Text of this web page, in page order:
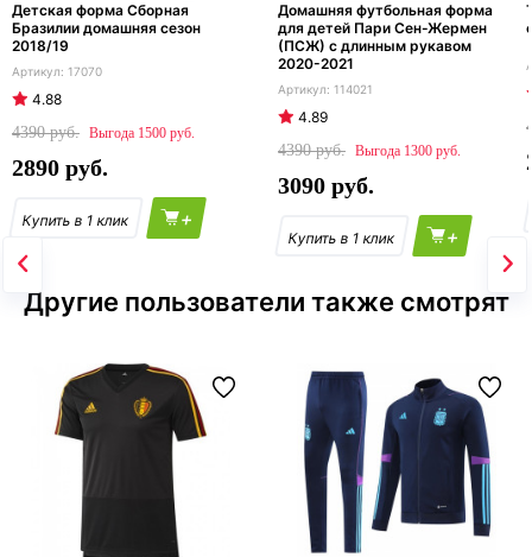
Детская форма Сборная
Бразилии домашняя сезон
2018/19
17070
4.88
4390
1500
2890
+
Домашняя футбольная форма
для детей Пари Сен-Жермен
(ПСЖ) с длинным рукавом
2020-2021
114021
4.89
4390
1300
3090
+
Другие пользователи также смотрят